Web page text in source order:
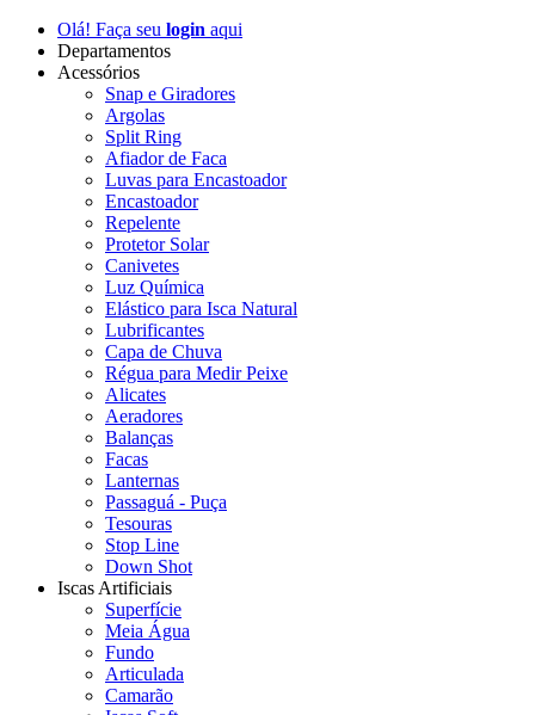
Olá! Faça seu login aqui
Departamentos
Acessórios
Snap e Giradores
Argolas
Split Ring
Afiador de Faca
Luvas para Encastoador
Encastoador
Repelente
Protetor Solar
Canivetes
Luz Química
Elástico para Isca Natural
Lubrificantes
Capa de Chuva
Régua para Medir Peixe
Alicates
Aeradores
Balanças
Facas
Lanternas
Passaguá - Puça
Tesouras
Stop Line
Down Shot
Iscas Artificiais
Superfície
Meia Água
Fundo
Articulada
Camarão